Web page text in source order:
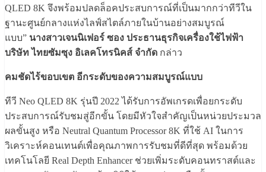
QLED 8K จึงพร้อมปลดล็อคประสบการณ์ที่เป็นมากกว่าทีวีใน
ฐานะศูนย์กลางแห่งไลฟ์สไตล์ภายในบ้านอย่างสมบูรณ์
แบบ” นางสาวเจนนิเฟอร์ ซอง ประธานธุรกิจเครื่องใช้ไฟฟ้า
บริษัท ไทยซัมซุง อิเลคโทรนิคส์ จำกัด กล่าว
คมชัดไร้ขอบเขต อีกระดับของความสมบูรณ์แบบ
ทีวี Neo QLED 8K รุ่นปี 2022ได้รับการอัพเกรดเพื่อยกระดับ
ประสบการณ์รับชมสู่อีกขั้น โดยมีหัวใจสำคัญเป็นหน่วยประมวล
ผลขั้นสูง หรือ Neutral Quantum Processor 8K ที่ใช้ AI ในการ
วิเคราะห์คอนเทนต์เพื่อคุณภาพการรับชมที่ดีที่สุด พร้อมด้วย
เทคโนโลยี Real Depth Enhancer ช่วยเพิ่มระดับคอนทราสต์และ